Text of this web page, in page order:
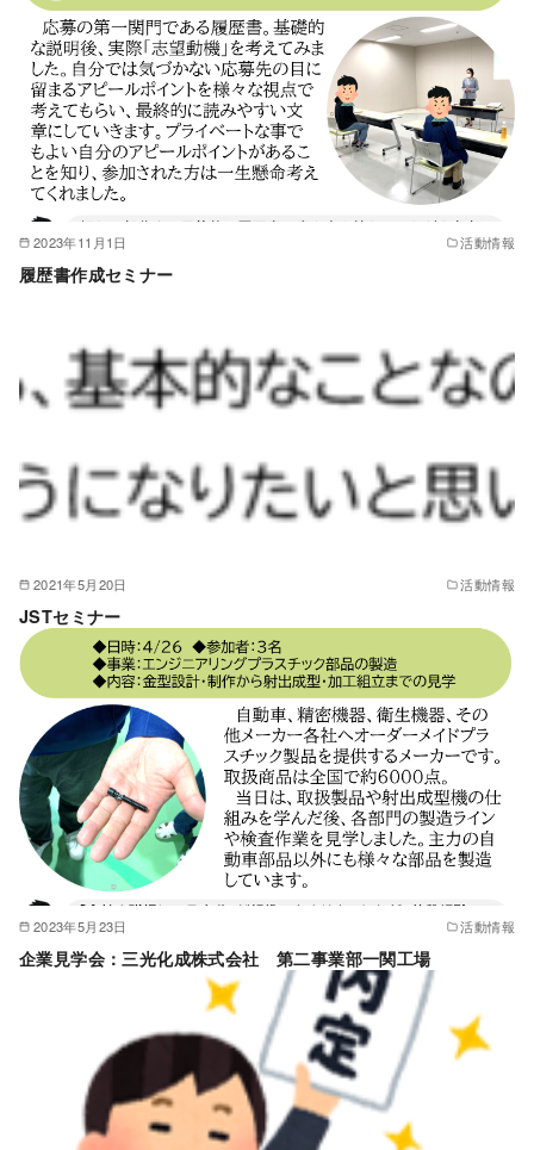
2023年11月1日 活動情報
履歴書作成セミナー
2021年5月20日 活動情報
JSTセミナー
2023年5月23日 活動情報
企業見学会：三光化成株式会社 第二事業部一関工場